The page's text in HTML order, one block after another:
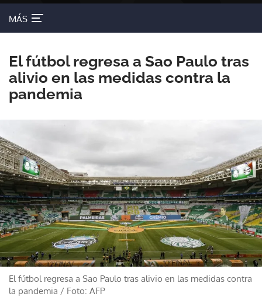
MÁS
El fútbol regresa a Sao Paulo tras
alivio en las medidas contra la
pandemia
El fútbol regresa a Sao Paulo tras alivio en las medidas contra
la pandemia / Foto: AFP